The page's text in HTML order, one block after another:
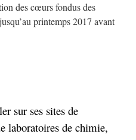
des cœurs fondus des
printemps 2017 avant
sur ses sites de
laboratoires de chimie,